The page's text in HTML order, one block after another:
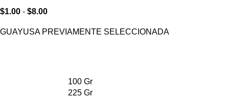
$1.00 - $8.00
GUAYUSA PREVIAMENTE SELECCIONADA
100 Gr
225 Gr